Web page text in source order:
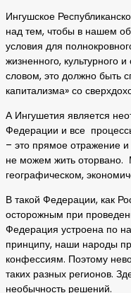
Ингушское
над тем, чтобы в нашем
условия для
жизненного, культурного
словом, это должно быть
капитализма» со
А Ингушетия является
Федерации и все
– это прямое отражение
не можем жить
географическом,
В такой Федерации, как
осторожным при
Федерация устроена по
принципу, наши народы
конфессиям. Поэтому
таких разных регионов.
необычность решений.